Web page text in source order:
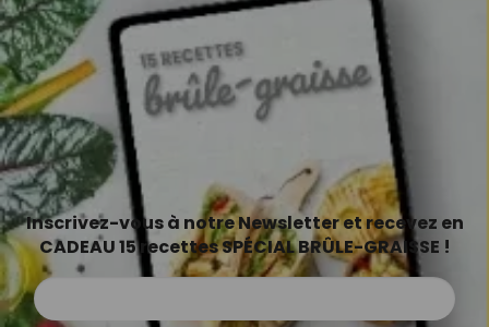
Inscrivez-vous à notre Newsletter et recevez en
CADEAU 15 recettes SPÉCIAL BRÛLE-GRAISSE !